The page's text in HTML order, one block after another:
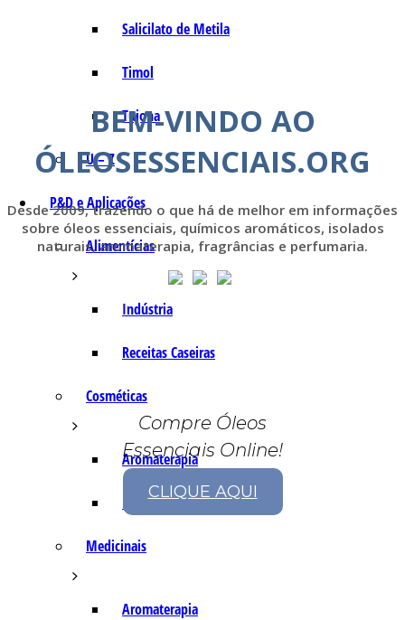
Salicilato de Metila
Timol
Tujona
U – Z
P&D e Aplicações
Alimentícias
Indústria
Receitas Caseiras
Cosméticas
Aromaterapia
Fórmulas Caseiras
Medicinais
Aromaterapia
BEM-VINDO AO
ÓLEOSESSENCIAIS.ORG
Desde 2009, trazendo o que há de melhor em informações
sobre óleos essenciais, químicos aromáticos, isolados
naturais, aromaterapia, fragrâncias e perfumaria.
Compre Óleos
Essenciais Online!
CLIQUE AQUI